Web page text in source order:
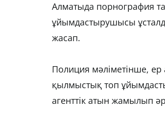
Алматыда порнография
ұйымдастырушысы
жасап.
Полиция мәліметінше,
қылмыстық топ
агенттік атын жамылып